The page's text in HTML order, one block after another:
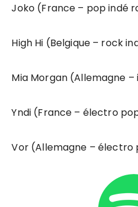
Joko (France – pop indé
High Hi (Belgique – rock
Mia Morgan (Allemagne
Yndi (France – électro
Vor (Allemagne – électro